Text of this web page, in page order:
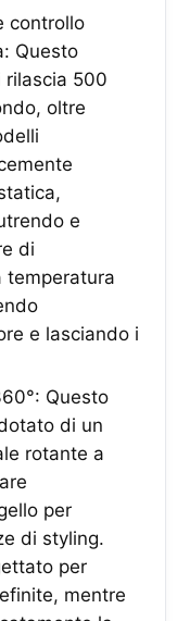
controllo
Questo
rilascia 500
oltre
e
di
temperatura
e lasciando i
Questo
di un
rotante a
per
di styling.
per
mentre